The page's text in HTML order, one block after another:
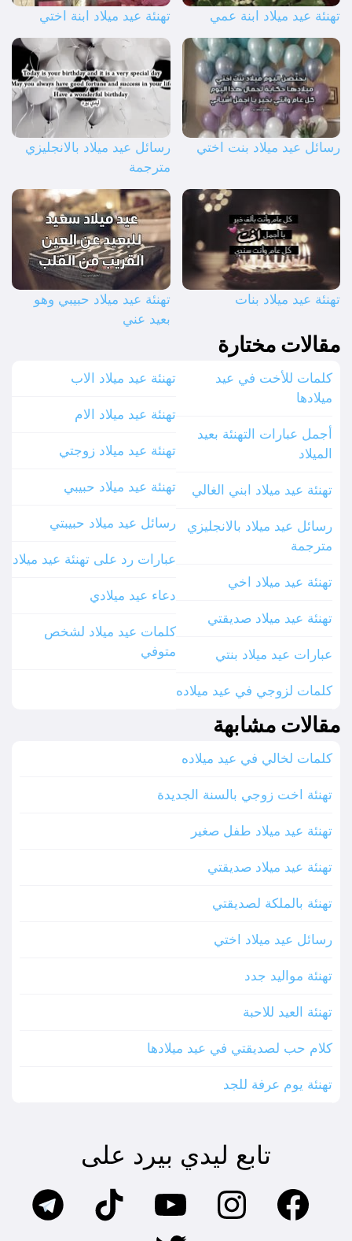
تهنئة عيد ميلاد ابنة عمي تهنئة عيد ميلاد ابنة اختي
رسائل عيد ميلاد بنت اختي
رسائل عيد ميلاد بالانجليزي
مترجمة
تهنئة عيد ميلاد بنات
تهنئة عيد ميلاد حبيبي وهو
بعيد عني
مقالات مختارة
كلمات للأخت في عيد
ميلادها
أجمل عبارات التهنئة بعيد
الميلاد
تهنئة عيد ميلاد ابني الغالي
رسائل عيد ميلاد بالانجليزي
مترجمة
تهنئة عيد ميلاد اخي
تهنئة عيد ميلاد صديقتي
عبارات عيد ميلاد بنتي
كلمات لزوجي في عيد ميلاده
تهنئة عيد ميلاد الاب
تهنئة عيد ميلاد الام
تهنئة عيد ميلاد زوجتي
تهنئة عيد ميلاد حبيبي
رسائل عيد ميلاد حبيبتي
عبارات رد على تهنئة عيد ميلاد
دعاء عيد ميلادي
كلمات عيد ميلاد لشخص
متوفي
مقالات مشابهة
كلمات لخالي في عيد ميلاده
تهنئة اخت زوجي بالسنة الجديدة
تهنئة عيد ميلاد طفل صغير
تهنئة عيد ميلاد صديقتي
تهنئة بالملكة لصديقتي
رسائل عيد ميلاد اختي
تهنئة مواليد جدد
تهنئة العيد للاحبة
كلام حب لصديقتي في عيد ميلادها
تهنئة يوم عرفة للجد
تابع ليدي بيرد على